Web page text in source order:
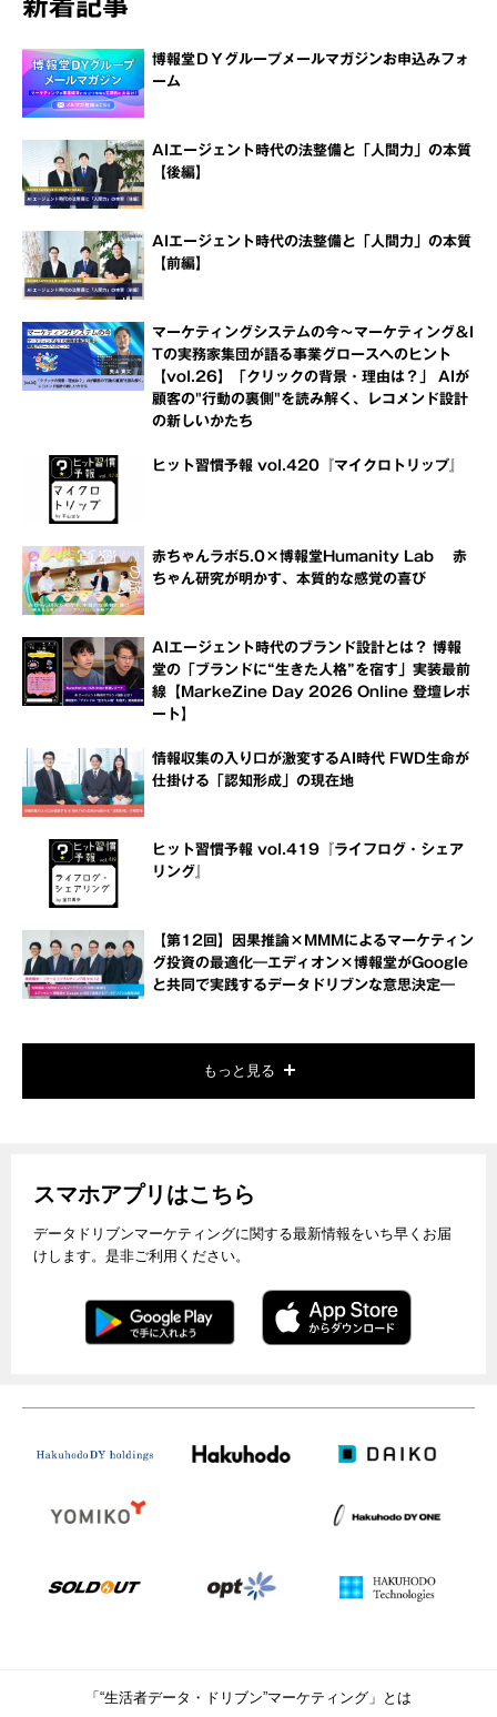
新着記事
博報堂ＤＹグループメールマガジンお申込みフォ
ーム
AIエージェント時代の法整備と「人間力」の本質
【後編】
AIエージェント時代の法整備と「人間力」の本質
【前編】
マーケティングシステムの今～マーケティング＆I
Tの実務家集団が語る事業グロースへのヒント
【vol.26】「クリックの背景・理由は？」 AIが
顧客の"行動の裏側"を読み解く、レコメンド設計
の新しいかたち
ヒット習慣予報 vol.420『マイクロトリップ』
赤ちゃんラボ5.0×博報堂Humanity Lab 赤
ちゃん研究が明かす、本質的な感覚の喜び
AIエージェント時代のブランド設計とは？ 博報
堂の「ブランドに“生きた人格”を宿す」実装最前
線【MarkeZine Day 2026 Online 登壇レポ
ート】
情報収集の入り口が激変するAI時代 FWD生命が
仕掛ける「認知形成」の現在地
ヒット習慣予報 vol.419『ライフログ・シェア
リング』
【第12回】因果推論×MMMによるマーケティン
グ投資の最適化―エディオン×博報堂がGoogle
と共同で実践するデータドリブンな意思決定―
もっと見る
スマホアプリはこちら
データドリブンマーケティングに関する最新情報をいち早くお届
けします。是非ご利用ください。
「“生活者データ・ドリブン”マーケティング」とは